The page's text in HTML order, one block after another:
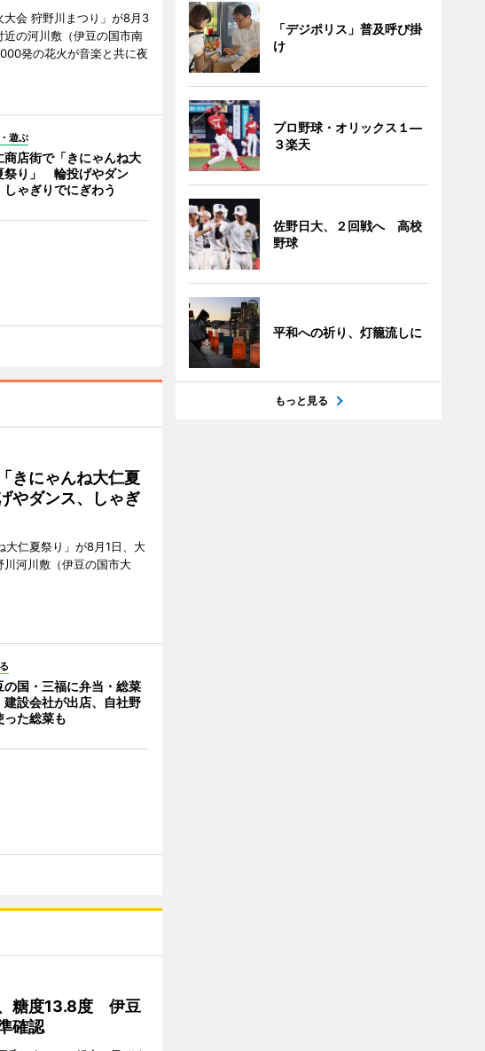
大会 狩野川まつり」が8月3
近の河川敷（伊豆の国市南
発の花火が音楽と共に夜
遊ぶ
商店街で「きにゃんね大
祭り」 輪投げやダン
しゃぎりでにぎわう
きにゃんね大仁夏
やダンス、しゃぎ
大仁夏祭り」が8月1日、大
河川敷（伊豆の国市大
の国・三福に弁当・総菜
設会社が出店、自社野
った総菜も
糖度13.8度 伊豆
確認
「デジポリス」普及呼び掛
け
プロ野球・オリックス１―
３楽天
佐野日大、２回戦へ 高校
野球
平和への祈り、灯籠流しに
もっと見る